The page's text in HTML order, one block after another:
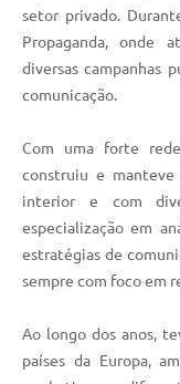
setor privado.
Propaganda, onde
diversas campanhas
comunicação.
Com uma forte
construiu e
interior e com
especialização em
estratégias de
sempre com foco em
Ao longo dos anos,
países da Europa,